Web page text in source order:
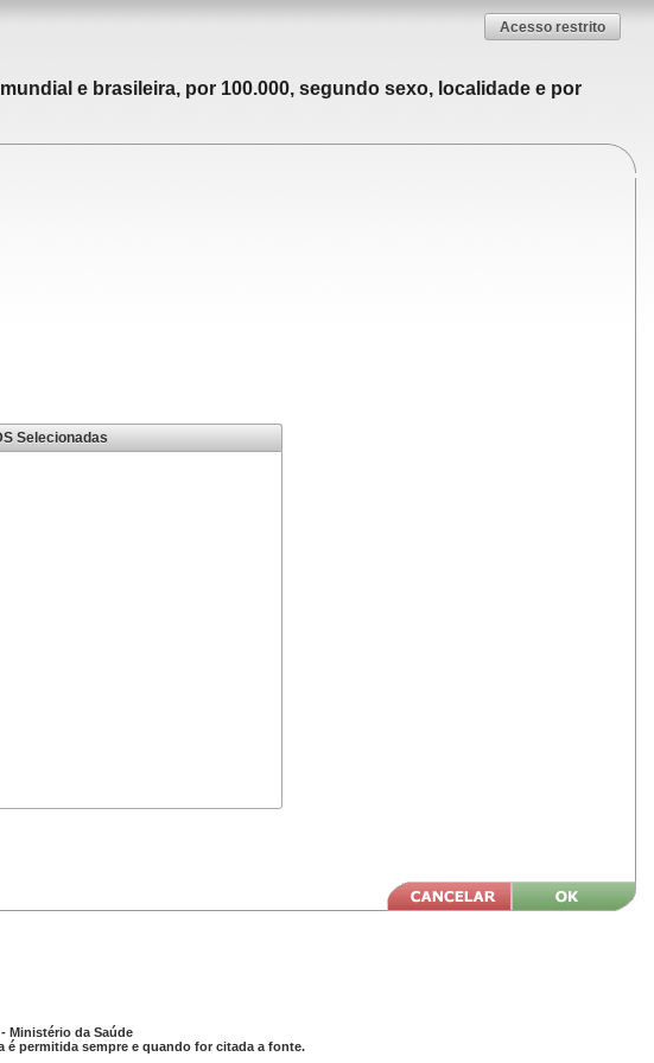
Acesso restrito
e brasileira, por 100.000, segundo sexo, localidade e por
Selecionadas
Ministério da Saúde
permitida sempre e quando for citada a fonte.